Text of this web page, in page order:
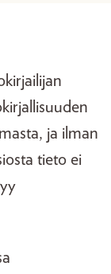
ja ilman
tieto ei